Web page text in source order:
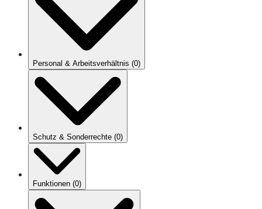
Personal & Arbeitsverhältnis (0)
Schutz & Sonderrechte (0)
Funktionen (0)